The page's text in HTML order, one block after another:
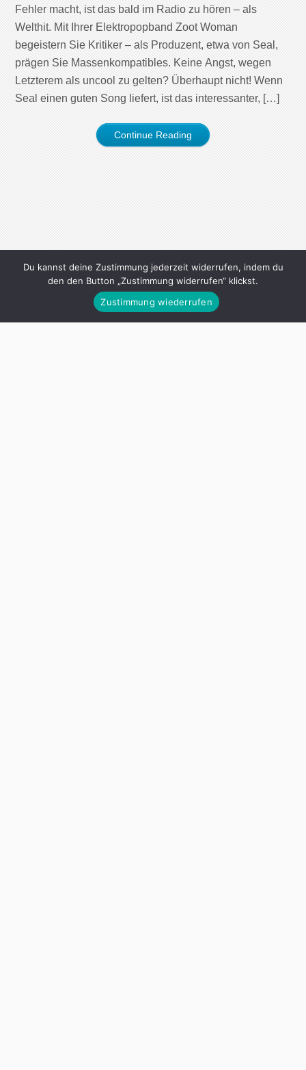
Fehler macht, ist das bald im Radio zu hören – als
Welthit. Mit Ihrer Elektropopband Zoot Woman
begeistern Sie Kritiker – als Produzent, etwa von Seal,
prägen Sie Massenkompatibles. Keine Angst, wegen
Letzterem als uncool zu gelten? Überhaupt nicht! Wenn
Seal einen guten Song liefert, ist das interessanter, […]
Continue Reading
MEINE BÜCHER
Du kannst deine Zustimmung jederzeit widerrufen, indem du
den den Button „Zustimmung widerrufen“ klickst.
Zustimmung wiederrufen